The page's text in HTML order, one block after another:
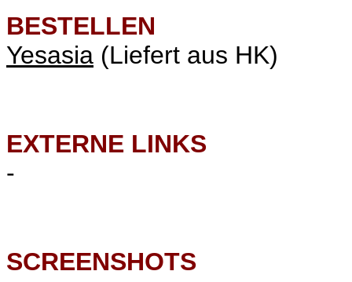
BESTELLEN
Yesasia (Liefert aus HK)
EXTERNE LINKS
-
SCREENSHOTS